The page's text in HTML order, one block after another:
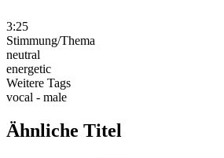
3:25
Stimmung/Thema
neutral
energetic
Weitere Tags
vocal - male
Ähnliche Titel